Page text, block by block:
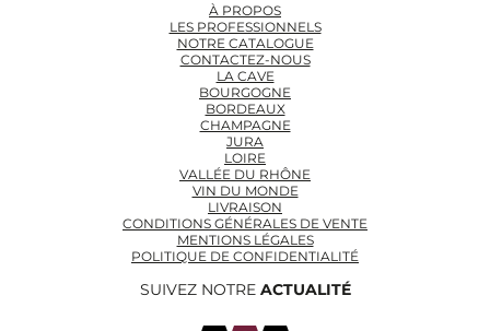
À PROPOS
LES PROFESSIONNELS
NOTRE CATALOGUE
CONTACTEZ-NOUS
LA CAVE
BOURGOGNE
BORDEAUX
CHAMPAGNE
JURA
LOIRE
VALLÉE DU RHÔNE
VIN DU MONDE
LIVRAISON
CONDITIONS GÉNÉRALES DE VENTE
MENTIONS LÉGALES
POLITIQUE DE CONFIDENTIALITÉ
SUIVEZ NOTRE ACTUALITÉ